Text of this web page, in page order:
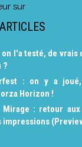
sur
on l'a testé, de
?
: on y a
Horizon !
Mirage : retour
impressions